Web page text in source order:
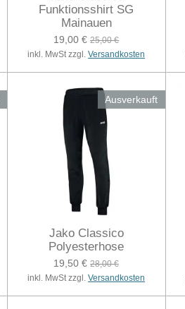
Funktionsshirt SG
Mainauen
19,00 € 25,00 €
inkl. MwSt zzgl.Versandkosten
Ausverkauft
Jako Classico
Polyesterhose
19,50 € 28,00 €
inkl. MwSt zzgl.Versandkosten